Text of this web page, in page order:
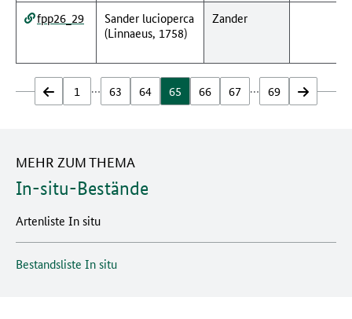
fpp26_29
Sander lucioperca
(Linnaeus, 1758)
Zander
zurück
1 … 63 64 65 66 67 … 69 vor
MEHR ZUM THEMA
In-situ-Bestände
Artenliste In situ
Bestandsliste In situ